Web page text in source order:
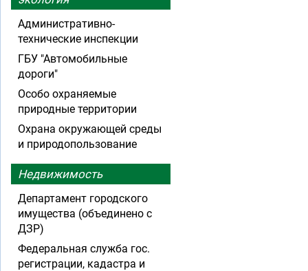
Административно-
технические инспекции
ГБУ "Автомобильные
дороги"
Особо охраняемые
природные территории
Охрана окружающей среды
и природопользование
Недвижимость
Департамент городского
имущества (объединено с
ДЗР)
Федеральная служба гос.
регистрации, кадастра и